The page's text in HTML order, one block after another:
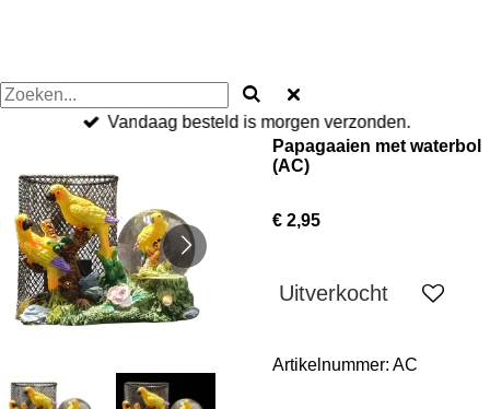
Vandaag besteld is morgen verzonden.
Papagaaien met waterbol
(AC)
€ 2,95
Uitverkocht
Artikelnummer: AC